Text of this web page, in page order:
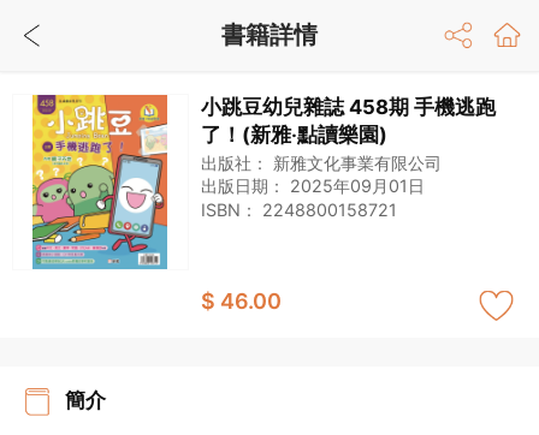
小跳豆幼兒雜誌 458期 手機逃跑
了！(新雅‧點讀樂園)
出版社： 新雅文化事業有限公司
出版日期： 2025年09月01日
ISBN： 2248800158721
$ 46.00
簡介
書籍詳情